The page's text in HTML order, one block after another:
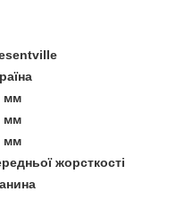
мм
мм
мм
жорсткості